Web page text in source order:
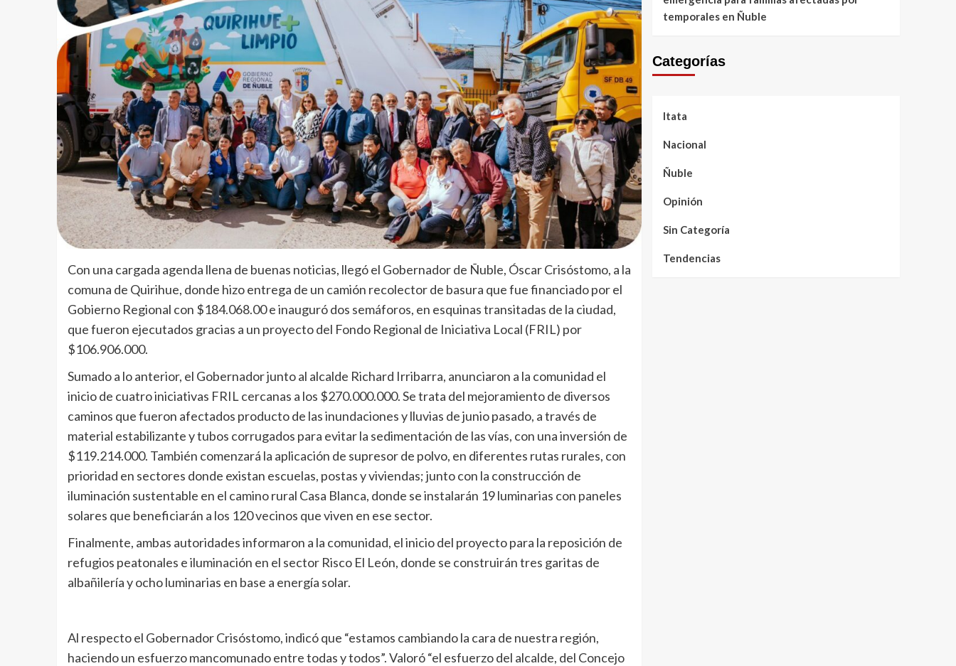
Con una cargada agenda llena de buenas noticias, llegó el Gobernador de Ñuble, Óscar Crisóstomo, a la
comuna de Quirihue, donde hizo entrega de un camión recolector de basura que fue financiado por el
Gobierno Regional con $184.068.00 e inauguró dos semáforos, en esquinas transitadas de la ciudad,
que fueron ejecutados gracias a un proyecto del Fondo Regional de Iniciativa Local (FRIL) por
$106.906.000.
Sumado a lo anterior, el Gobernador junto al alcalde Richard Irribarra, anunciaron a la comunidad el
inicio de cuatro iniciativas FRIL cercanas a los $270.000.000. Se trata del mejoramiento de diversos
caminos que fueron afectados producto de las inundaciones y lluvias de junio pasado, a través de
material estabilizante y tubos corrugados para evitar la sedimentación de las vías, con una inversión de
$119.214.000. También comenzará la aplicación de supresor de polvo, en diferentes rutas rurales, con
prioridad en sectores donde existan escuelas, postas y viviendas; junto con la construcción de
iluminación sustentable en el camino rural Casa Blanca, donde se instalarán 19 luminarias con paneles
solares que beneficiarán a los 120 vecinos que viven en ese sector.
Finalmente, ambas autoridades informaron a la comunidad, el inicio del proyecto para la reposición de
refugios peatonales e iluminación en el sector Risco El León, donde se construirán tres garitas de
albañilería y ocho luminarias en base a energía solar.
Al respecto el Gobernador Crisóstomo, indicó que “estamos cambiando la cara de nuestra región,
haciendo un esfuerzo mancomunado entre todas y todos”. Valoró “el esfuerzo del alcalde, del Concejo
temporales en Ñuble
Categorías
Itata
Nacional
Ñuble
Opinión
Sin Categoría
Tendencias